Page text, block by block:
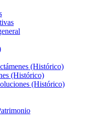
(Histórico)
(Histórico)
(Histórico)